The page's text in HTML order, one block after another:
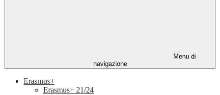
Menu di
navigazione
Erasmus+
Erasmus+ 21/24